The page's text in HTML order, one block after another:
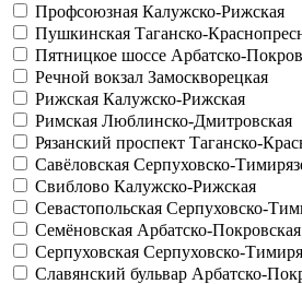
Профсоюзная Калужско-Рижская
Пушкинская Таганско-
Пятницкое шоссе Арбатско-
Речной вокзал Замоскворецкая
Рижская Калужско-Рижская
Римская Люблинско-Дмитровская
Рязанский проспект Таганско-
Савёловская Серпуховско-
Свиблово Калужско-Рижская
Севастопольская Серпуховско-
Семёновская Арбатско-Покровская
Серпуховская Серпуховско-
Славянский бульвар Арбатско-